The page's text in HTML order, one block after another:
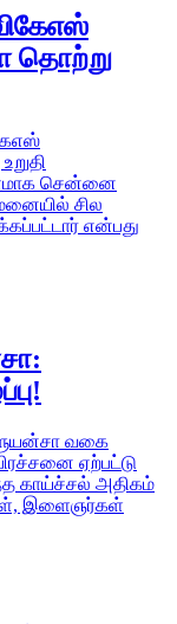
தொற்று
சென்னை
சில
என்பது
வகை
ஏற்பட்டு
காய்ச்சல் அதிகம்
இளைஞர்கள்